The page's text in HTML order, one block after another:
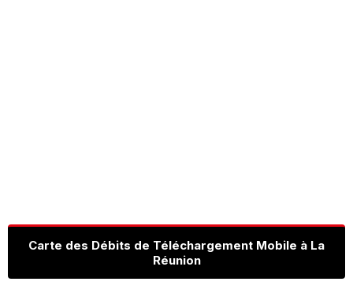
Carte des Débits de Téléchargement Mobile à La
Réunion